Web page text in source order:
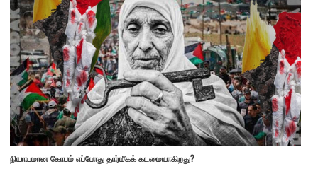
நியாயமான கோபம் எப்போது தார்மீகக் கடமையாகிறது?